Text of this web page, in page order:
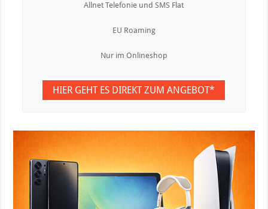
Allnet Telefonie und SMS Flat
EU Roaming
Nur im Onlineshop
HIER GEHT ES DIREKT ZUM ANGEBOT*